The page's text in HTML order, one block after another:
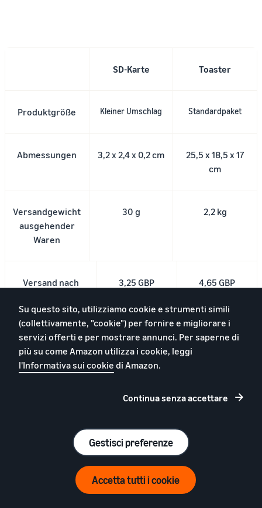
SD-Karte Toaster
Produktgröße Kleiner Umschlag Standardpaket
Abmessungen 3,2 x 2,4 x 0,2 cm
25,5 x 18,5 x 17
cm
Versandgewicht
ausgehender
Waren
30 g 2,2 kg
Versand nach
aus lokalem
Lagerbestand
(Standardversand)
3,25 GBP 4,65 GBP
(Standardversand)
6,00 EUR
Su questo sito, utilizziamo cookie e strumenti simili
(collettivamente, "cookie") per fornire e migliorare i
servizi offerti e per mostrare annunci. Per saperne di
più su come Amazon utilizza i cookie, leggi
l'Informativa sui cookie di Amazon.
Continua senza accettare
Gestisci preferenze
Accetta tutti i cookie